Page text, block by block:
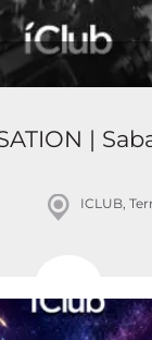
|
ICLUB,